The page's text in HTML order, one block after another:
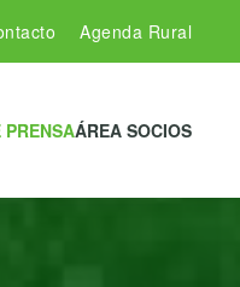
Agenda Rural
ÁREA SOCIOS